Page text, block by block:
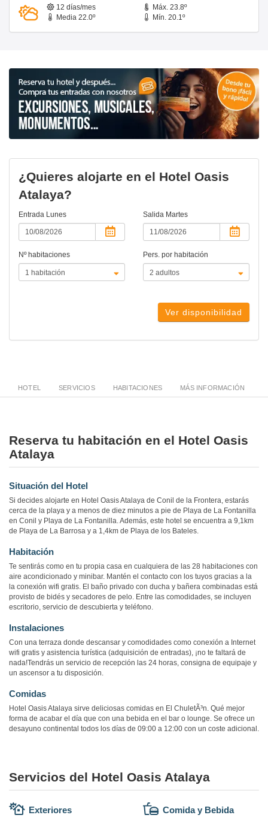
12 días/mes
Máx. 23.8º
Media 22.0º
Mín. 20.1º
¿Quieres alojarte en el Hotel Oasis
Atalaya?
Entrada Lunes Salida Martes
Nº habitaciones Pers. por habitación
Ver disponibilidad
HOTEL SERVICIOS HABITACIONES MÁS INFORMACIÓN
Reserva tu habitación en el Hotel Oasis
Atalaya
Situación del Hotel
Si decides alojarte en Hotel Oasis Atalaya de Conil de la Frontera, estarás
cerca de la playa y a menos de diez minutos a pie de Playa de La Fontanilla
en Conil y Playa de La Fontanilla. Además, este hotel se encuentra a 9,1km
de Playa de La Barrosa y a 1,4km de Playa de los Bateles.
Habitación
Te sentirás como en tu propia casa en cualquiera de las 28 habitaciones con
aire acondicionado y minibar. Mantén el contacto con los tuyos gracias a la
la conexión wifi gratis. El baño privado con ducha y bañera combinadas está
provisto de bidés y secadores de pelo. Entre las comodidades, se incluyen
escritorio, servicio de descubierta y teléfono.
Instalaciones
Con una terraza donde descansar y comodidades como conexión a Internet
wifi gratis y asistencia turística (adquisición de entradas), ¡no te faltará de
nada!Tendrás un servicio de recepción las 24 horas, consigna de equipaje y
un ascensor a tu disposición.
Comidas
Hotel Oasis Atalaya sirve deliciosas comidas en El ChuletÃ³n. Qué mejor
forma de acabar el día que con una bebida en el bar o lounge. Se ofrece un
desayuno continental todos los días de 09:00 a 12:00 con un coste adicional.
Servicios del Hotel Oasis Atalaya
Exteriores Comida y Bebida